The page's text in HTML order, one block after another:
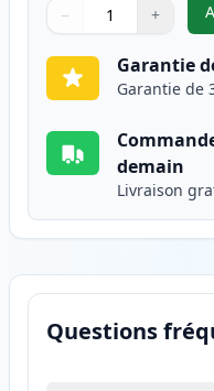
Quantité
Utilisez les boutons
− +
Quantité
Garantie
Garantie de
demain
Livraison
Questions